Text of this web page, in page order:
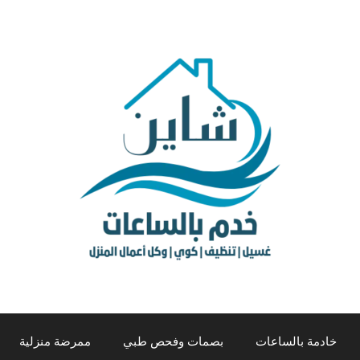
خادمة بالساعات بصمات وفحص طبي ممرضة منزلية